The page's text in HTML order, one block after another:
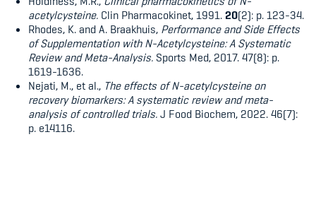
acetylcysteine. Clin Pharmacokinet, 1991.20(2): p. 123-34.
Rhodes, K. and A. Braakhuis, Performance and Side Effects
of Supplementation with N-Acetylcysteine: A Systematic
Review and Meta-Analysis. Sports Med, 2017. 47(8): p.
1619-1636.
Nejati, M., et al., The effects of N-acetylcysteine on
recovery biomarkers: A systematic review and meta-
analysis of controlled trials.J Food Biochem, 2022. 46(7):
p. e14116.